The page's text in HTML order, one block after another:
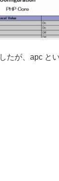
たが、apc と